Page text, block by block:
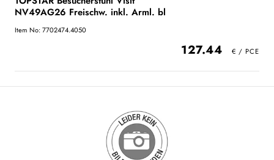
NV49AG26 Freischw. inkl. Arml. bl
Item No: 7702474.4050
127.44